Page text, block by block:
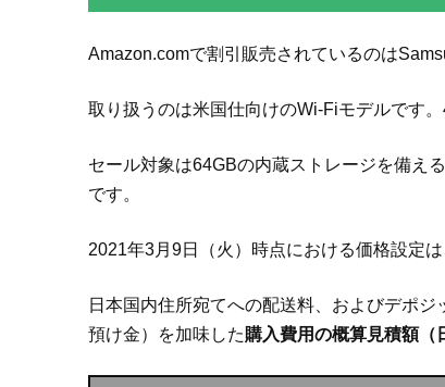
Amazon.comで割引販売されているのは
取り扱うのは米国仕向けのWi-Fiモデルです
セール対象は64GBの内蔵ストレージを備え
です。
2021年3月9日（火）時点における価格設定は
日本国内住所宛てへの配送料、およびデポ
預け金）を加味した購入費用の概算見積額（